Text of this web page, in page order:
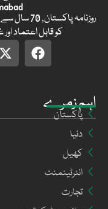
اہم زمرے
پاکستان
دنیا
کھیل
انٹرٹینمنٹ
تجارت
روزنامہ
کو قابل اعتماد اور